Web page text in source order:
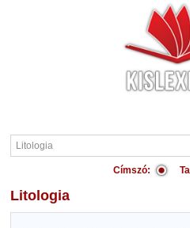
Címszó:
Litologia